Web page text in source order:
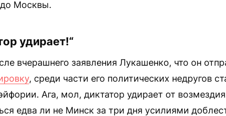
до Москвы.
удирает!“
вчерашнего заявления Лукашенко, что он
, среди части его политических недругов
Ага, мол, диктатор удирает от
едва ли не Минск за три дня усилиями